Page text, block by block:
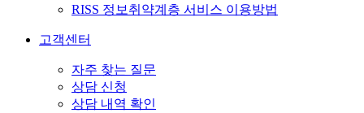
RISS 정보취약계층 서비스 이용방법
고객센터
자주 찾는 질문
상담 신청
상담 내역 확인